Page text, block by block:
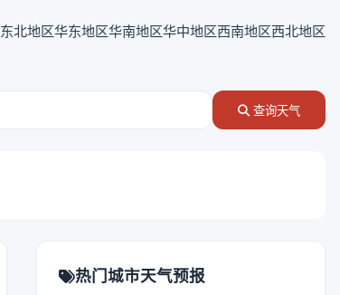
东北地区华东地区华南地区华中地区西南地区西北地区
查询天气
热门城市天气预报